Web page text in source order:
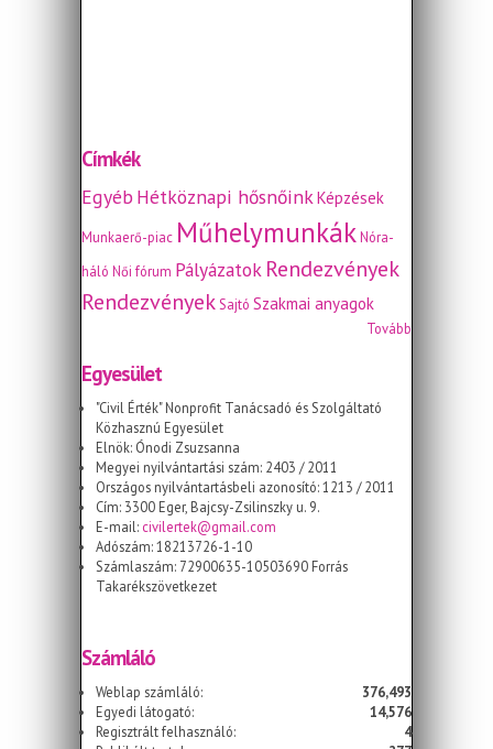
Címkék
EgyébHétköznapi hősnőinkKépzések
Munkaerő-piac MűhelymunkákNóra-
háló Női fórum Pályázatok Rendezvények
RendezvényekSajtó Szakmai anyagok
Tovább
Egyesület
"Civil Érték" Nonprofit Tanácsadó és Szolgáltató
Közhasznú Egyesület
Elnök: Ónodi Zsuzsanna
Megyei nyilvántartási szám: 2403 / 2011
Országos nyilvántartásbeli azonosító: 1213 / 2011
Cím: 3300 Eger, Bajcsy-Zsilinszky u. 9.
E-mail: civilertek@gmail.com
Adószám: 18213726-1-10
Számlaszám: 72900635-10503690 Forrás
Takarékszövetkezet
Számláló
Weblap számláló:
376,493
Egyedi látogató:
14,576
Regisztrált felhasználó:
4